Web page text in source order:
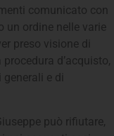
comunicato con
un ordine nelle varie
preso visione di
d’acquisto,
e di
può rifiutare,